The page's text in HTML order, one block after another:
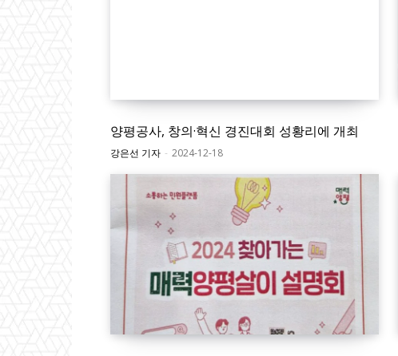
양평공사, 창의·혁신 경진대회 성황리에 개최
강은선 기자 - 2024-12-18